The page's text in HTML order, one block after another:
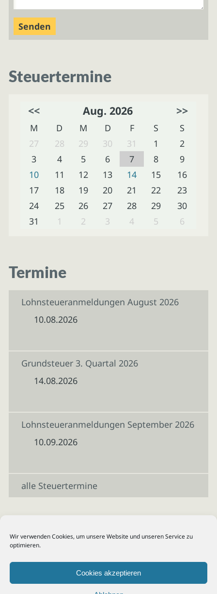
Wir verwenden Cookies, um unsere Website und unseren Service zu
optimieren.
Cookies akzeptieren
Steuertermine
<< Aug. 2026 >>
M D M D F S
S
27
28 29 30 31 1
2
3
4 5 6 7 8
9
10
11 12 13 14 15
16
17
18 19 20 21 22
23
24
25 26 27 28 29
30
31
1 2 3 4 5 6
Termine
Lohnsteueranmeldungen August 2026
10.08.2026
Grundsteuer 3. Quartal 2026
14.08.2026
Lohnsteueranmeldungen September 2026
10.09.2026
alle Steuertermine